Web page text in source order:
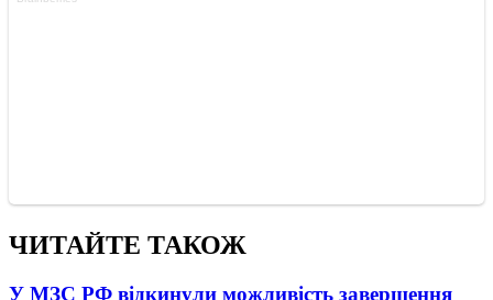
ЧИТАЙТЕ ТАКОЖ
У МЗС РФ відкинули можливість завершення